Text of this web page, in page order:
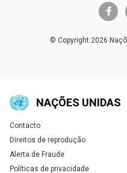
© Copyright 2026
NAÇÕES UNIDAS
Global U.N. menu
Contacto
Direitos de reprodução
Alerta de Fraude
Políticas de privacidade